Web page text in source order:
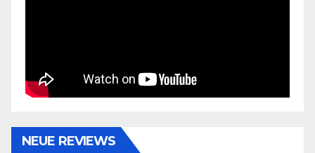
NEUE REVIEWS